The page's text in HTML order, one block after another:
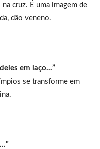
cruz. É uma imagem de
dão veneno.
em laço…”
se transforme em